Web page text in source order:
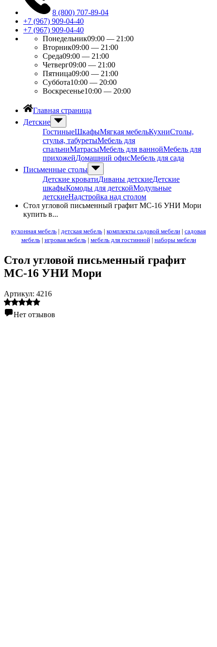
8 (800) 707-89-04
+7 (967) 909-04-40
+7 (967) 909-04-40
Понедельник09:00 — 21:00
Вторник09:00 — 21:00
Среда09:00 — 21:00
Четверг09:00 — 21:00
Пятница09:00 — 21:00
Суббота10:00 — 20:00
Воскресенье10:00 — 20:00
Главная страница
Детские
ГостиныеШкафыМягкая мебельКухниСтолы,
стулья, табуретыМебель для
спальниМатрасыМебель для ваннойМебель для
прихожейДомашний офисМебель для сада
Письменные столы
Детские кроватиДиваны детскиеДетские
шкафыКомоды для детскойМодульные
детскиеНадстройка над столом
Стол угловой письменный графит МС-16 УНИ Мори
купить в...
кухонная мебель | детская мебель | комплекты садовой мебели | садовая
мебель| игровая мебель| мебель для гостинной| наборы мебели
Стол угловой письменный графит
МС-16 УНИ Мори
Артикул: 4216
Нет отзывов